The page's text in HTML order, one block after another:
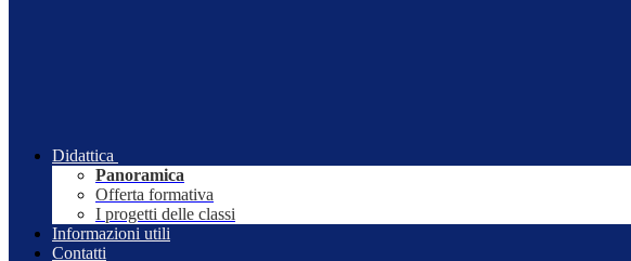
Didattica
Panoramica
Offerta formativa
I progetti delle classi
Informazioni utili
Contatti